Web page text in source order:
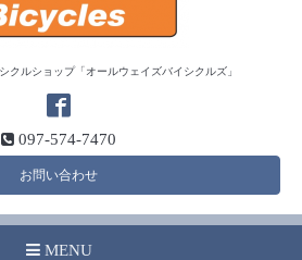
クルショップ「オールウェイズバイシクルズ」
097-574-7470
お問い合わせ
MENU